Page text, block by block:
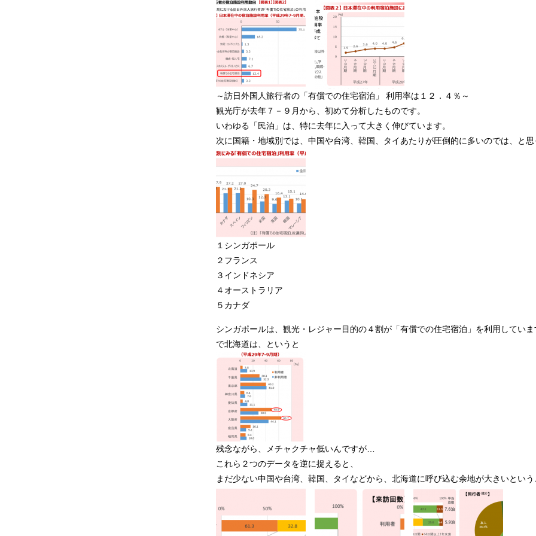
～訪日外国人旅行者の「有償での住宅宿泊」 利用率は１２．４％～
観光庁が去年７－９月から、初めて分析したものです。
いわゆる「民泊」は、特に去年に入って大きく伸びています。
次に国籍・地域別では、中国や台湾、韓国、タイあたりが圧倒的に多いのでは、と
１シンガポール
２フランス
３インドネシア
４オーストラリア
５カナダ
シンガポールは、観光・レジャー目的の４割が「有償での住宅宿泊」を利用していま
で北海道は、というと
残念ながら、メチャクチャ低いんですが…
これら２つのデータを逆に捉えると、
まだ少ない中国や台湾、韓国、タイなどから、北海道に呼び込む余地が大きいという